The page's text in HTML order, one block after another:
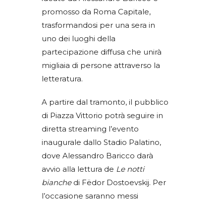
promosso da Roma Capitale,
trasformandosi per una sera in
uno dei luoghi della
partecipazione diffusa che unirà
migliaia di persone attraverso la
letteratura.
A partire dal tramonto, il pubblico
di Piazza Vittorio potrà seguire in
diretta streaming l’evento
inaugurale dallo Stadio Palatino,
dove Alessandro Baricco darà
avvio alla lettura de Le notti
bianchedi Fëdor Dostoevskij. Per
l’occasione saranno messi